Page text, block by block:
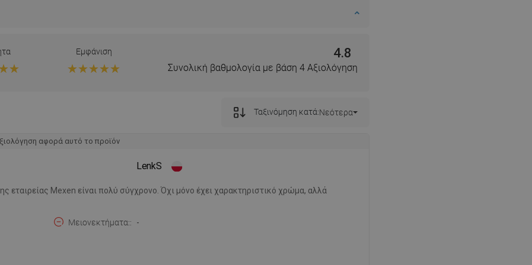
Εμφάνιση 4.8
Συνολική βαθμολογία με βάση 4 Αξιολόγηση
Ταξινόμηση κατά:Νεότερα
αφορά αυτό το προϊόν
LenkS
εταιρείας Mexen είναι πολύ σύγχρονο. Όχι μόνο έχει χαρακτηριστικό χρώμα, αλλά
Μειονεκτήματα: -